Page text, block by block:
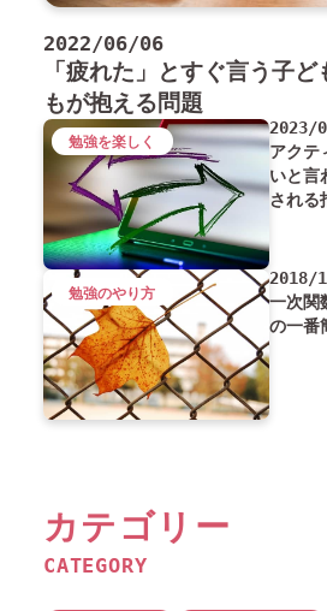
2022/06/06
「疲れた」とすぐ言う子
もが抱える問題
2023/
アクテ
いと言
される
勉強を楽しく
2018/
一次関
の一番
勉強のやり方
カテゴリー
CATEGORY